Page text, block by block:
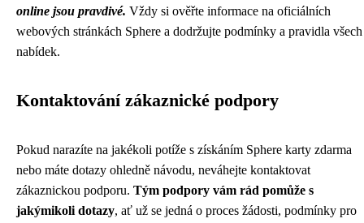
online jsou pravdivé. Vždy si ověřte informace na oficiálních
webových stránkách Sphere a dodržujte podmínky a pravidla všech
nabídek.
Kontaktování zákaznické podpory
Pokud narazíte na jakékoli potíže s získáním Sphere karty zdarma
nebo máte dotazy ohledně návodu, neváhejte kontaktovat
zákaznickou podporu. Tým podpory vám rád pomůže s
jakýmikoli dotazy, ať už se jedná o proces žádosti, podmínky pro